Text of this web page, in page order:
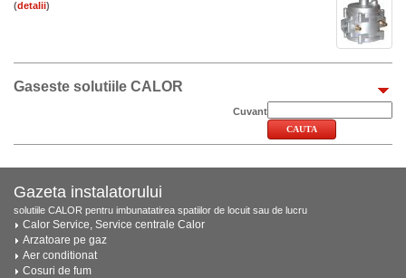
( )
Gaseste solutiile CALOR
Cuvant
Gazeta instalatorului
solutiile CALOR pentru imbunatatirea spatiilor de locuit sau de lucru
Calor Service, Service centrale Calor
Arzatoare pe gaz
Aer conditionat
Cosuri de fum